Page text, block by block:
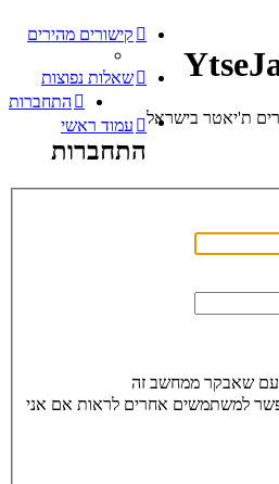
ת'יאטר בישראל
קישורים מהירים
שאלות נפוצות
התחברות
עמוד ראשי
התחברות
שאבקר ממחשב זה
למשתמשים אחרים לראות אם אני